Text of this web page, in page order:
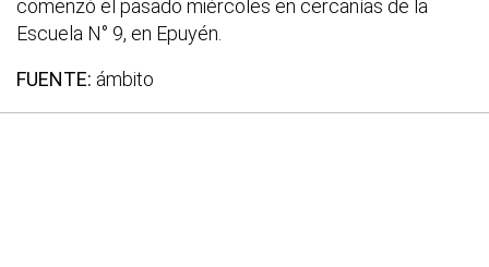
comenzó el pasado miércoles en cercanías de la
Escuela N° 9, en Epuyén.
FUENTE: ámbito